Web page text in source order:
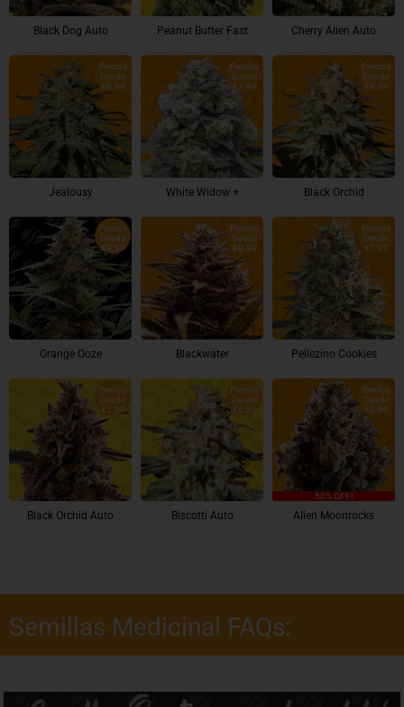
Black Dog Auto Peanut Butter Fast Cherry Alien Auto
Precios
Desde
€8.99
Jealousy
Precios
Desde
€7.99
White Widow +
Precios
Desde
€8.99
Black Orchid
Precios
Desde
€9.99
Orange Ooze
Precios
Desde
€9.99
Blackwater
Precios
Desde
€7.99
Pellezino Cookies
Precios
Desde
€7.99
Black Orchid Auto
Precios
Desde
€6.50
Biscotti Auto
Precios
Desde
€9.99
Alien Moonrocks
50% OFF!
Semillas Medicinal FAQs: